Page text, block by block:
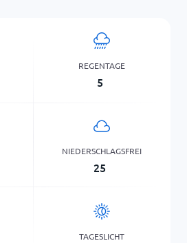
REGENTAGE
5
NIEDERSCHLAGSFREI
25
TAGESLICHT